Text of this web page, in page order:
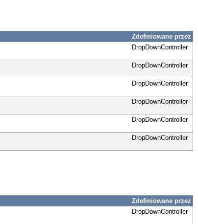
Zdefiniowane przez
DropDownController
DropDownController
DropDownController
DropDownController
DropDownController
DropDownController
Zdefiniowane przez
DropDownController